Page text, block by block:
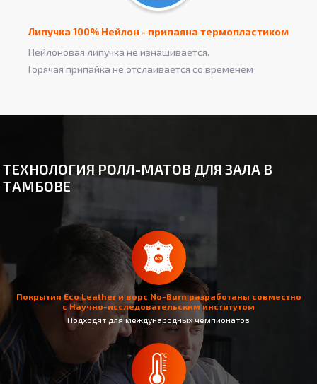
Липучка 100% Нейлон - припаяна термопластиком
Нейлоновая липучка не изнашивается.
Горячая припайка не отслаивается со временем
ТЕХНОЛОГИЯ РОЛЛ-МАТОВ ДЛЯ ЗАЛА В
ТАМБОВЕ
Покрытия Eco Leather и ворс No-Burn разработаны совместно
с Научно-исследовательским институтом
Подходят для международных чемпионатов